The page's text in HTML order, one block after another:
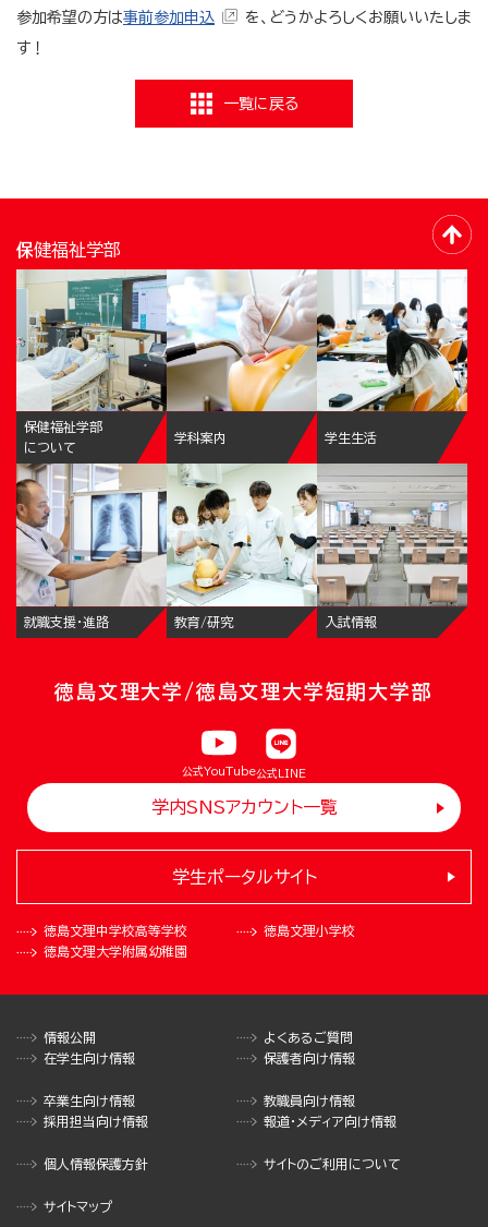
参加希望の方は事前参加申込
を、どうかよろしくお願いいたしま
す！
一覧に戻る
保健福祉学部
保健福祉学部
について
学科案内 学生生活
就職支援・進路 教育/研究 入試情報
徳島文理大学/徳島文理大学短期大学部
公式YouTube公式LINE
学内SNSアカウント一覧
徳島文理中学校高等学校
徳島文理小学校
徳島文理大学附属幼稚園
学生ポータルサイト
情報公開
よくあるご質問
在学生向け情報
保護者向け情報
卒業生向け情報
教職員向け情報
採用担当向け情報
報道・メディア向け情報
個人情報保護方針 サイトのご利用について
サイトマップ